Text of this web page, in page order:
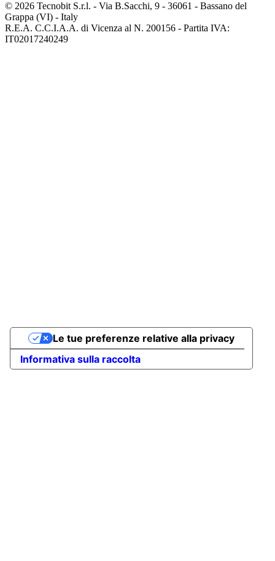
© 2026 Tecnobit S.r.l. - Via B.Sacchi, 9 - 36061 - Bassano del
Grappa (VI) - Italy
R.E.A. C.C.I.A.A. di Vicenza al N. 200156 - Partita IVA:
IT02017240249
Informativa sulla raccolta
Le tue preferenze relative alla privacy